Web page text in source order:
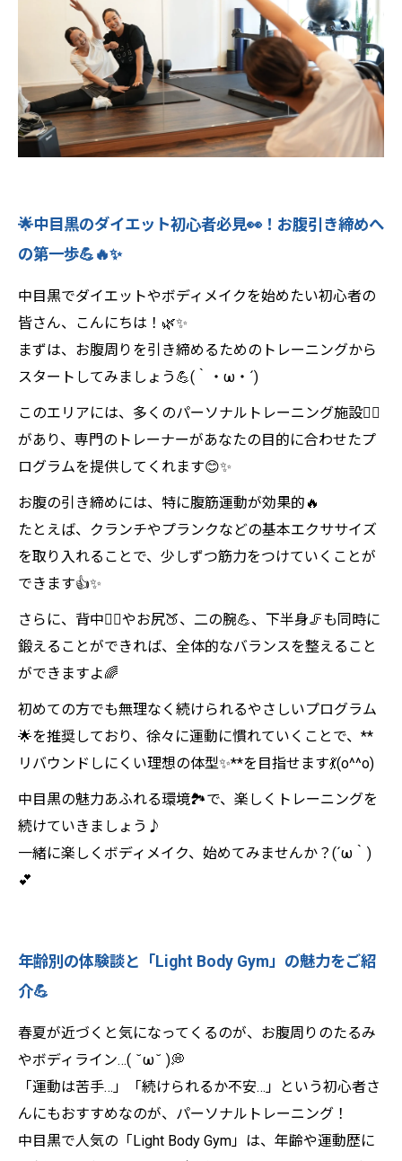
👠40代女性｜下半身太りと決別！全身が軽くな
った感覚✨
💡Light Body Gymがおすすめな理由🎉
✨まとめ✨
💪Light Body Gymで理想のボディへ！ 効率
的に引き締めるパーソナルトレーニング🔥
🌟中目黒のダイエット初心者必見👀！お腹引き締めへ
の第一歩💪🔥✨
中目黒でダイエットやボディメイクを始めたい初心者の
皆さん、こんにちは！🌿✨
まずは、お腹周りを引き締めるためのトレーニングから
スタートしてみましょう💪(｀・ω・´)
このエリアには、多くのパーソナルトレーニング施設🏋️‍♀️
があり、専門のトレーナーがあなたの目的に合わせたプ
ログラムを提供してくれます😊✨
お腹の引き締めには、特に腹筋運動が効果的🔥
たとえば、クランチやプランクなどの基本エクササイズ
を取り入れることで、少しずつ筋力をつけていくことが
できます👍✨
さらに、背中🧍‍♀️やお尻🍑、二の腕💪、下半身🦵も同時に
鍛えることができれば、全体的なバランスを整えること
ができますよ🌈
初めての方でも無理なく続けられるやさしいプログラム
🌟を推奨しており、徐々に運動に慣れていくことで、**
リバウンドしにくい理想の体型✨**を目指せます💃(o^^o)
中目黒の魅力あふれる環境🏞️で、楽しくトレーニングを
続けていきましょう♪
一緒に楽しくボディメイク、始めてみませんか？(´ω｀)
💕
年齢別の体験談と「Light Body Gym」の魅力をご紹
介💪
春夏が近づくと気になってくるのが、お腹周りのたるみ
やボディライン…( ˘ω˘ )💭
「運動は苦手…」「続けられるか不安…」という初心者さ
んにもおすすめなのが、パーソナルトレーニング！
中目黒で人気の「Light Body Gym」は、年齢や運動歴に